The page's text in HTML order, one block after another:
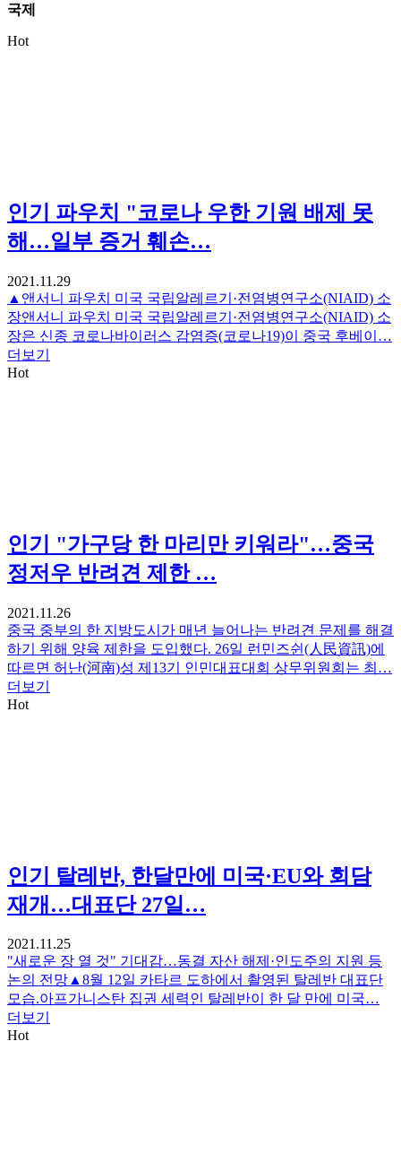
국제
Hot
인기
파우치 "코로나 우한 기원 배제 못
해…일부 증거 훼손…
2021.11.29
▲앤서니 파우치 미국 국립알레르기·전염병연구소(NIAID) 소
장앤서니 파우치 미국 국립알레르기·전염병연구소(NIAID) 소
장은 신종 코로나바이러스 감염증(코로나19)이 중국 후베이…
더보기
Hot
인기
"가구당 한 마리만 키워라"…중국
정저우 반려견 제한 …
2021.11.26
중국 중부의 한 지방도시가 매년 늘어나는 반려견 문제를 해결
하기 위해 양육 제한을 도입했다. 26일 런민즈쉰(人民資訊)에
따르면 허난(河南)성 제13기 인민대표대회 상무위원회는 최…
더보기
Hot
인기
탈레반, 한달만에 미국·EU와 회담
재개…대표단 27일…
2021.11.25
"새로운 장 열 것" 기대감…동결 자산 해제·인도주의 지원 등
논의 전망▲8월 12일 카타르 도하에서 촬영된 탈레반 대표단
모습.아프가니스탄 집권 세력인 탈레반이 한 달 만에 미국…
더보기
Hot